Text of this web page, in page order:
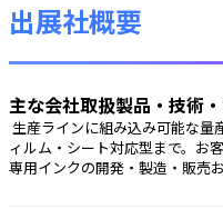
出展社概要
主な会社取扱製品・技術
ィルム・シート対応型まで。お
専用インクの開発・製造・販売